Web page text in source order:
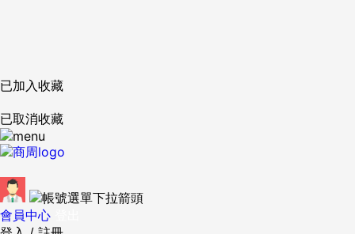
已加入收藏
已取消收藏
會員中心